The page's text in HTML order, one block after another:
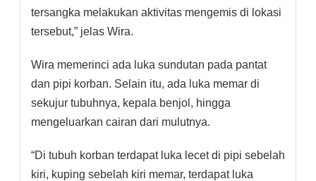
tersangka melakukan aktivitas mengemis di lokasi
tersebut,” jelas Wira.
Wira memerinci ada luka sundutan pada pantat
dan pipi korban. Selain itu, ada luka memar di
sekujur tubuhnya, kepala benjol, hingga
mengeluarkan cairan dari mulutnya.
“Di tubuh korban terdapat luka lecet di pipi sebelah
kiri, kuping sebelah kiri memar, terdapat luka